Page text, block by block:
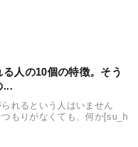
人の10個の特徴。そう
...
れるという人はいません
もりがなくても、何か[su_h